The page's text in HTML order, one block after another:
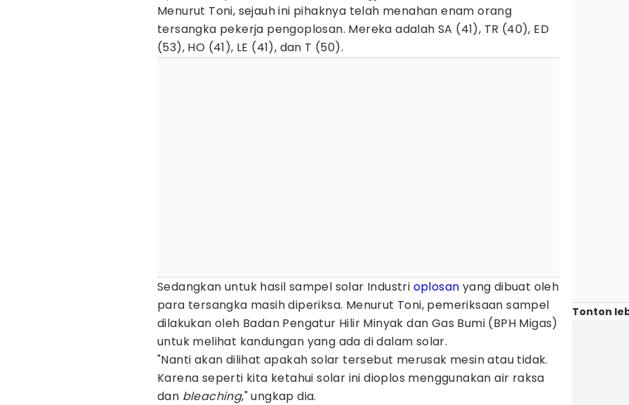
Menurut Toni, sejauh ini pihaknya telah menahan enam orang
tersangka pekerja pengoplosan. Mereka adalah SA (41), TR (40), ED
(53), HO (41), LE (41), dan T (50).
Sedangkan untuk hasil sampel solar Industri oplosan yang dibuat oleh
para tersangka masih diperiksa. Menurut Toni, pemeriksaan sampel
dilakukan oleh Badan Pengatur Hilir Minyak dan Gas Bumi (BPH Migas)
untuk melihat kandungan yang ada di dalam solar.
"Nanti akan dilihat apakah solar tersebut merusak mesin atau tidak.
Karena seperti kita ketahui solar ini dioplos menggunakan air raksa
dan bleaching," ungkap dia.
Tonton